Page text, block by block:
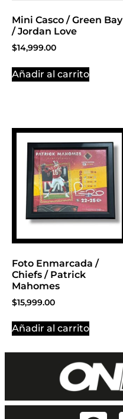
Mini Casco / Green Bay
/ Jordan Love
$14,999.00
Añadir al carrito
Foto Enmarcada /
Chiefs / Patrick
Mahomes
$15,999.00
Añadir al carrito